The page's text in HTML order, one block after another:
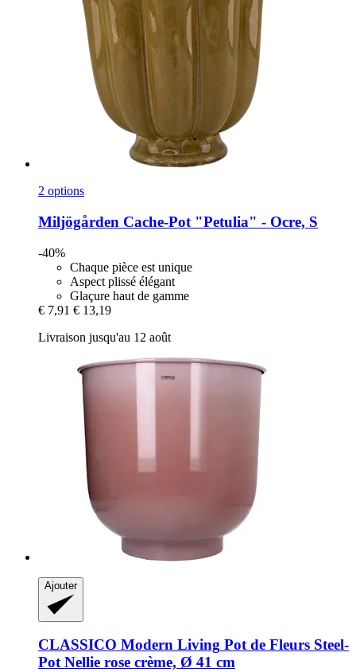
2 options
Miljögården Cache-​Pot "Petulia" -​ Ocre, S
-40%
Chaque pièce est unique
Aspect plissé élégant
Glaçure haut de gamme
€ 7,91 € 13,19
Livraison jusqu'au 12 août
Ajouter
CLASSICO Modern Living Pot de Fleurs Steel-​
Pot Nellie rose crème, Ø 41 cm